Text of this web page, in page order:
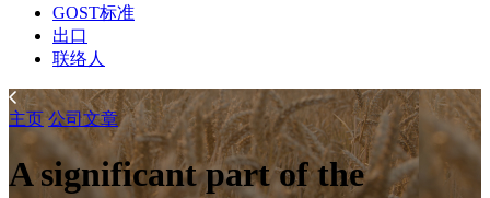
GOST标准
出口
联络人
主页 公司文章
A significant part of the